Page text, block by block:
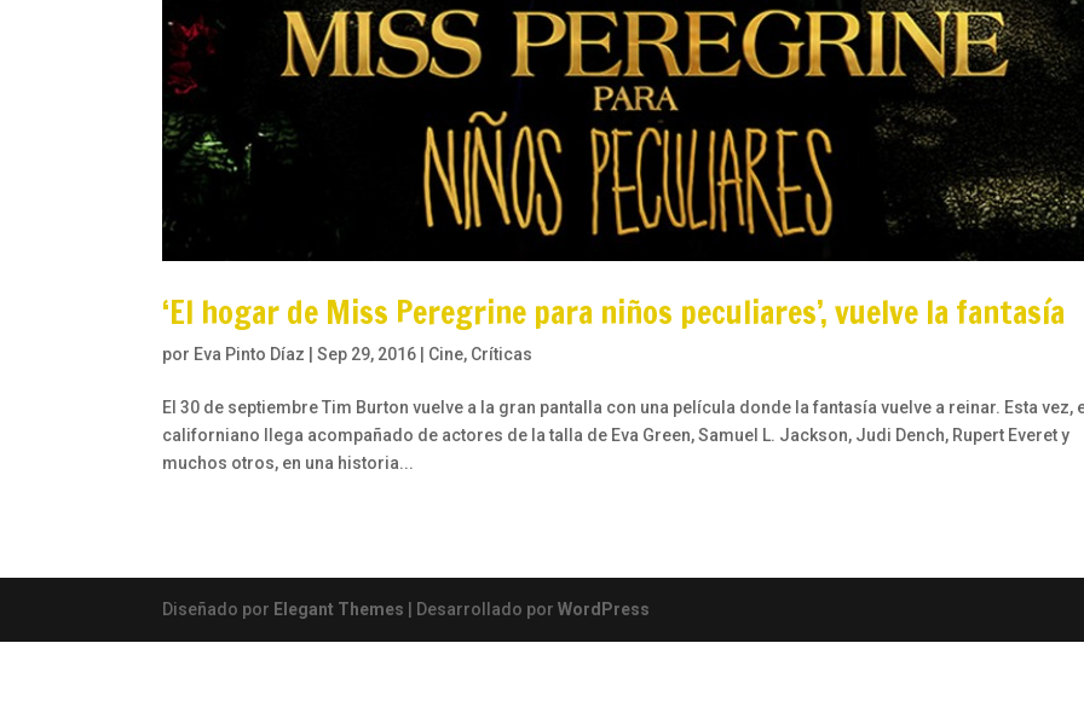
‘El hogar de Miss Peregrine para niños peculiares’, vuelve la fantasía
por Eva Pinto Díaz |Sep 29, 2016 Cine, Críticas
El 30 de septiembre Tim Burton vuelve a la gran pantalla con una película donde la fantasía vuelve a reinar. Esta vez,
californiano llega acompañado de actores de la talla de Eva Green, Samuel L. Jackson, Judi Dench, Rupert Everet y
muchos otros, en una historia...
Diseñado por Elegant Themes | Desarrollado porWordPress